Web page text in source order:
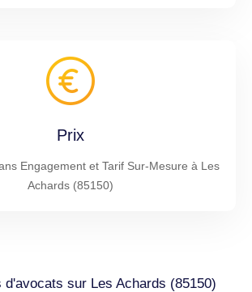
Prix
Engagement et Tarif Sur-Mesure à Les
Achards (85150)
d'avocats sur Les Achards (85150)